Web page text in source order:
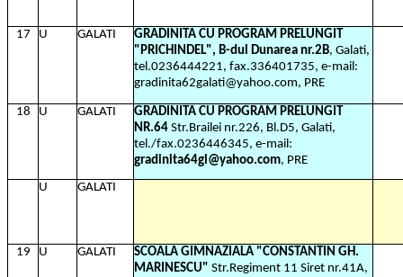
17 U GALATI
GRADINITA CU PROGRAM PRELUNGIT
"PRICHINDEL", B-dul Dunarea nr.2B, Galati,
tel.0236444221, fax.336401735, e-mail:
gradinita62galati@yahoo.com, PRE
18 U GALATI
GRADINITA CU PROGRAM PRELUNGIT
NR.64 Str.Brailei nr.226, Bl.D5, Galati,
tel./fax.0236446345, e-mail:
gradinita64gl@yahoo.com, PRE
U
GALATI
19 U GALATI
SCOALA GIMNAZIALA "CONSTANTIN GH.
MARINESCU" Str.Regiment 11 Siret nr.41A,